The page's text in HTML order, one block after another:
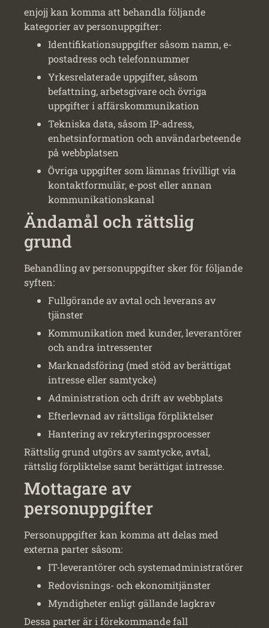
enjojj kan komma att behandla följande
kategorier av personuppgifter:
Identifikationsuppgifter såsom namn, e-
postadress och telefonnummer
Yrkesrelaterade uppgifter, såsom
befattning, arbetsgivare och övriga
uppgifter i affärskommunikation
Tekniska data, såsom IP-adress,
enhetsinformation och användarbeteende
på webbplatsen
Övriga uppgifter som lämnas frivilligt via
kontaktformulär, e-post eller annan
kommunikationskanal
Ändamål och rättslig
grund
Behandling av personuppgifter sker för följande
syften:
Fullgörande av avtal och leverans av
tjänster
Kommunikation med kunder, leverantörer
och andra intressenter
Marknadsföring (med stöd av berättigat
intresse eller samtycke)
Administration och drift av webbplats
Efterlevnad av rättsliga förpliktelser
Hantering av rekryteringsprocesser
Rättslig grund utgörs av samtycke, avtal,
rättslig förpliktelse samt berättigat intresse.
Mottagare av
personuppgifter
Personuppgifter kan komma att delas med
externa parter såsom:
IT-leverantörer och systemadministratörer
Redovisnings- och ekonomitjänster
Myndigheter enligt gällande lagkrav
Dessa parter är i förekommande fall